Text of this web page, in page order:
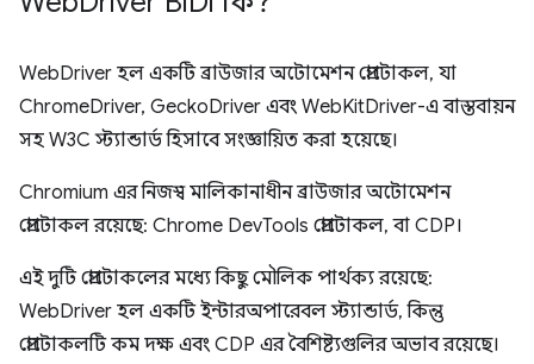
WebDriver হল একটি ব্রাউজার অটোমেশন প্রোটোকল, যা
ChromeDriver, GeckoDriver এবং WebKitDriver-এ বাস্তবায়ন
সহ W3C স্ট্যান্ডার্ড হিসাবে সংজ্ঞায়িত করা হয়েছে।
Chromium এর নিজস্ব মালিকানাধীন ব্রাউজার অটোমেশন
প্রোটোকল রয়েছে: Chrome DevTools প্রোটোকল, বা CDP।
এই দুটি প্রোটোকলের মধ্যে কিছু মৌলিক পার্থক্য রয়েছে:
WebDriver হল একটি ইন্টারঅপারেবল স্ট্যান্ডার্ড, কিন্তু
প্রোটোকলটি কম দক্ষ এবং CDP এর বৈশিষ্ট্যগুলির অভাব রয়েছে।